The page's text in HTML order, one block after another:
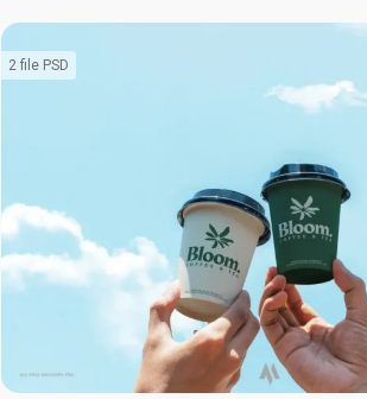
2 file PSD